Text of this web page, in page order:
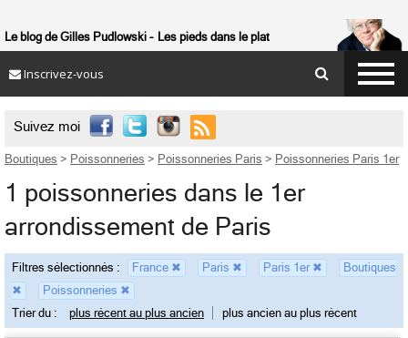
Le blog de Gilles Pudlowski Les pieds dans le plat
Inscrivez-vous
Suivez moi 
Boutiques > Poissonneries > Poissonneries Paris > Poissonneries Paris 1er
1 poissonneries dans le 1er
arrondissement de Paris
Filtres sélectionnés : France ✖ Paris ✖ Paris 1er ✖
Boutiques
✖
Poissonneries ✖
Trier du :
plus récent au plus ancien plus ancien au plus récent